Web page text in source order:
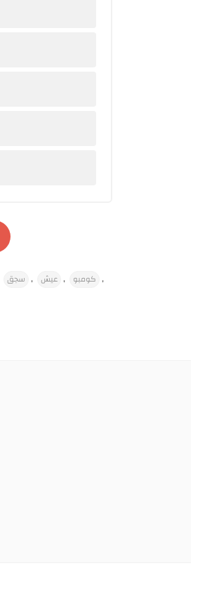
سجق , عيش , كومبو ,